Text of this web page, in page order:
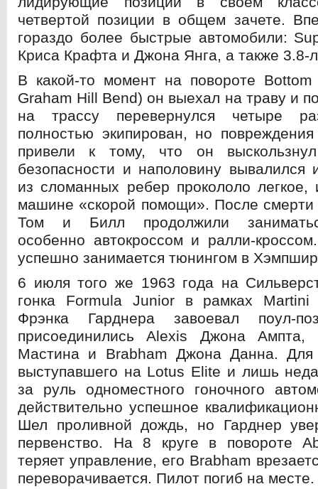
четвертой позиции в общем зачете.
гораздо более быстрые автомобили:
Криса Крафта и Джона Янга, а также 3.8-
В какой-то момент на повороте
Graham Hill Bend) он выехал на траву и
на трассу перевернулся четыре
полностью экипирован, но
привели к тому, что он
безопасности и наполовину
из сломанных ребер прокололо легкое,
машине «скорой помощи». После смерти
Том и Билл продолжили
особенно автокроссом и ралли-
успешно занимается тюнингом в
6 июля того же 1963 года на
гонка Formula Junior в рамках Martini
Фрэнка Гарднера завоевал поул-
присоединились Alexis Джона
Мастина и Brabham Джона Данна. Для
выступавшего на Lotus Elite и лишь
за руль одноместного гоночного
действительно успешное
Шел проливной дождь, но Гарднер
первенство. На 8 круге в повороте
теряет управление, его Brabham
переворачивается. Пилот погиб на месте.